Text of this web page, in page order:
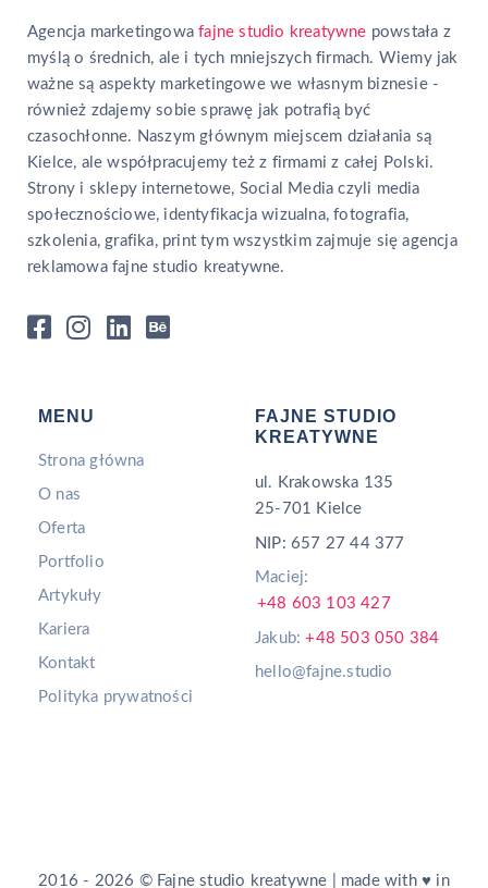
Agencja marketingowafajne studio kreatywne powstała z
myślą o średnich, ale i tych mniejszych firmach. Wiemy jak
ważne są aspekty marketingowe we własnym biznesie -
również zdajemy sobie sprawę jak potrafią być
czasochłonne. Naszym głównym miejscem działania są
Kielce, ale współpracujemy też z firmami z całej Polski.
Strony i sklepy internetowe, Social Media czyli media
społecznościowe, identyfikacja wizualna, fotografia,
szkolenia, grafika, print tym wszystkim zajmuje się agencja
reklamowa fajne studio kreatywne.
MENU
Strona główna
O nas
Oferta
Portfolio
Artykuły
Kariera
Kontakt
Polityka prywatności
FAJNE STUDIO
KREATYWNE
ul. Krakowska 135
25-701 Kielce
NIP: 657 27 44 377
Maciej:
+48 603 103 427
Jakub:+48 503 050 384
hello@fajne.studio
2016 - 2026 © Fajne studio kreatywne | made with ♥ in